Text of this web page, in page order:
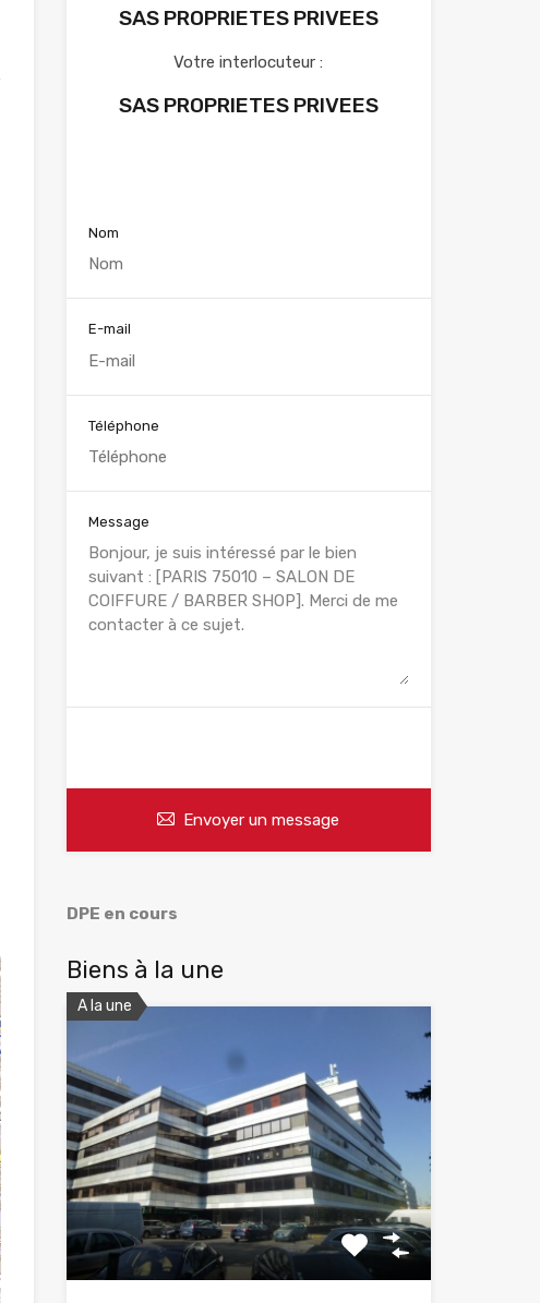
SAS PROPRIETES PRIVEES
Votre interlocuteur :
SAS PROPRIETES PRIVEES
Nom
E-mail
Téléphone
Message
Envoyer un message
DPE en cours
Biens à la une
A la une